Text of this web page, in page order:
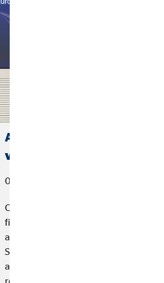
Allianz concede el premio
vinculado 2025 a OVB
06 de marzo de 2026
OVB España, compañía
financiera para particulares, hemos
agencia mejor clasificada en los
Socio Allianz” 2026, un galardón
agentes vinculados con mayor
resultados obtenidos durante el